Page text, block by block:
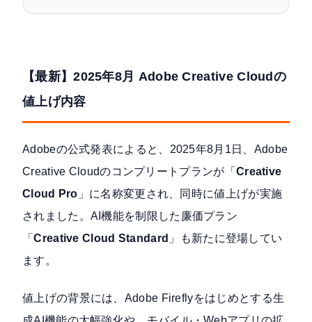
【最新】2025年8月 Adobe Creative Cloudの
値上げ内容
Adobeの公式発表によると、2025年8月1日、Adobe
Creative Cloudのコンプリートプランが「 Creative
Cloud Pro 」に名称変更され、同時に値上げが実施
されました。AI機能を制限した廉価プラン
「Creative Cloud Standard 」も新たに登場してい
ます。
値上げの背景には、Adobe Fireflyをはじめとする生